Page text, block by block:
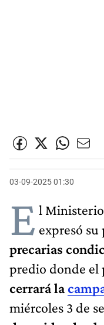
03-09-2025 01:30
E l Ministerio
expresó
precarias
predio donde el
cerrará la
miércoles 3 de